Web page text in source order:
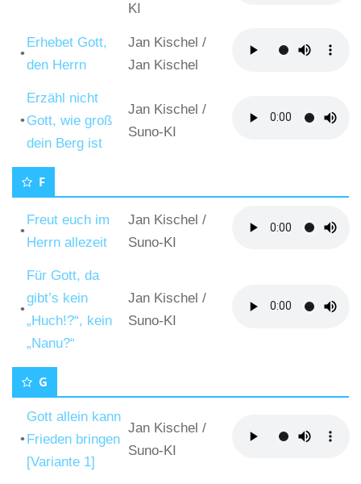
KI
•
Erhebet Gott,
den Herrn
Jan Kischel /
Jan Kischel
•
Erzähl nicht
Gott, wie groß
dein Berg ist
Jan Kischel /
Suno-KI
F
•
Freut euch im
Herrn allezeit
Jan Kischel /
Suno-KI
•
Für Gott, da
gibt’s kein
„Huch!?“, kein
„Nanu?“
Jan Kischel /
Suno-KI
G
•
Gott allein kann
Frieden bringen
[Variante 1]
Jan Kischel /
Suno-KI